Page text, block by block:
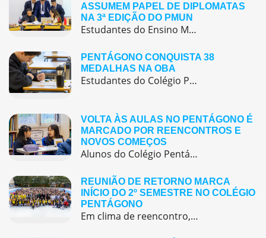
ASSUMEM PAPEL DE DIPLOMATAS
NA 3ª EDIÇÃO DO PMUN
Estudantes do Ensino Médio do Colégio Pentágono protagonizaram uma simulação da ONU, defendendo posições de países em comitês temáticos e vivenciando, na prática, negociações diplomáticas multilíngues.
PENTÁGONO CONQUISTA 38
MEDALHAS NA OBA
Estudantes do Colégio Pentágono conquistam excelente resultado na Olimpíada Brasileira de Astronomia e Astronáutica (OBA) 2025, somando 38 medalhas.
VOLTA ÀS AULAS NO PENTÁGONO É
MARCADO POR REENCONTROS E
NOVOS COMEÇOS
Alunos do Colégio Pentágono retornaram às aulas trazendo o entusiasmo dos reencontros e o desejo de seguir aprendendo com significado.
REUNIÃO DE RETORNO MARCA
INÍCIO DO 2º SEMESTRE NO COLÉGIO
PENTÁGONO
Em clima de reencontro, a equipe pedagógica participou da abertura do semestre letivo com treinamentos e simulação de emergência